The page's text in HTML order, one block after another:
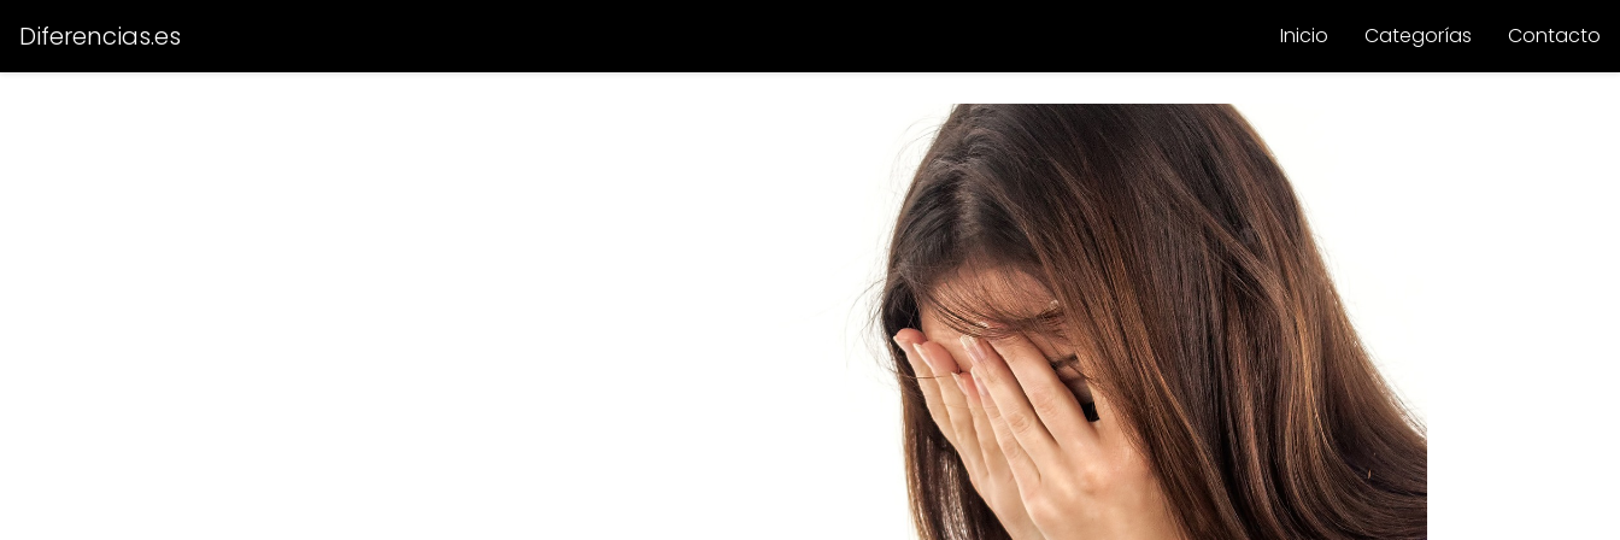
Diferencias.es Inicio Categorías Contacto